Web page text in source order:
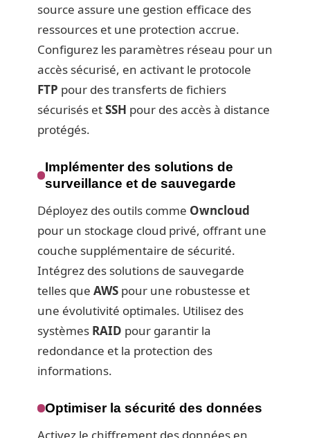
source assure une gestion efficace des
ressources et une protection accrue.
Configurez les paramètres réseau pour un
accès sécurisé, en activant le protocole
FTP pour des transferts de fichiers
sécurisés etSSH pour des accès à distance
protégés.
Implémenter des solutions de
surveillance et de sauvegarde
Déployez des outils comme Owncloud
pour un stockage cloud privé, offrant une
couche supplémentaire de sécurité.
Intégrez des solutions de sauvegarde
telles que AWS pour une robustesse et
une évolutivité optimales. Utilisez des
systèmes RAID pour garantir la
redondance et la protection des
informations.
Optimiser la sécurité des données